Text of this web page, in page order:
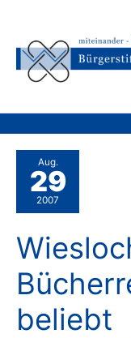
springen
Aug.
29
2007
beliebt